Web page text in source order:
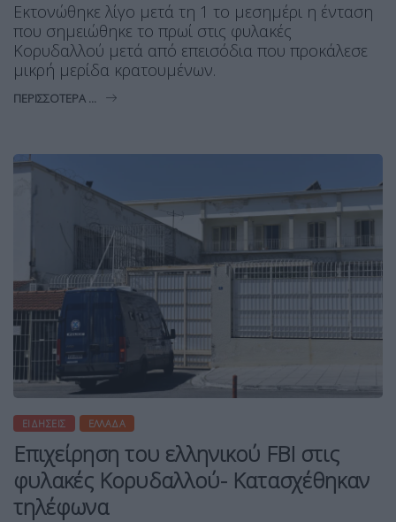
Εκτονώθηκε λίγο μετά τη 1 το μεσημέρι η ένταση
που σημειώθηκε το πρωί στις φυλακές
Κορυδαλλού μετά από επεισόδια που προκάλεσε
μικρή μερίδα κρατουμένων.
ΠΕΡΙΣΣΌΤΕΡΑ ...
ΕΙΔΉΣΕΙΣ ΕΛΛΆΔΑ
Επιχείρηση του ελληνικού FBI στις
φυλακές Κορυδαλλού- Κατασχέθηκαν
τηλέφωνα